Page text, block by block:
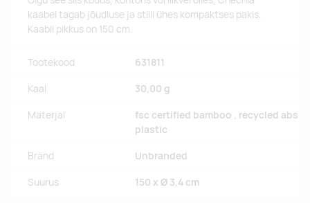
kaabel tagab jõudluse ja stiili ühes kompaktses pakis.
Kaabli pikkus on 150 cm.
Tootekood 631811
Kaal 30,00 g
Materjal
fsc certified bamboo , recycled abs
plastic
Bränd Unbranded
Suurus 150 x Ø 3,4 cm